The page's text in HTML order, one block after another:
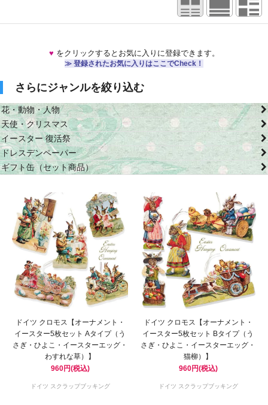
♥ をクリックするとお気に入りに登録できます。
≫ 登録されたお気に入りはここでCheck！
さらにジャンルを絞り込む
花・動物・人物
天使・クリスマス
イースター 復活祭
ドレスデンペーパー
ギフト缶（セット商品）
ドイツ クロモス【オーナメント・
イースター5枚セット Aタイプ（う
さぎ・ひよこ・イースターエッグ・
わすれな草）】
960円(税込)
ドイツ スクラップブッキング
ドイツ クロモス【オーナメント・
イースター5枚セット Bタイプ（う
さぎ・ひよこ・イースターエッグ・
猫柳）】
960円(税込)
ドイツ スクラップブッキング